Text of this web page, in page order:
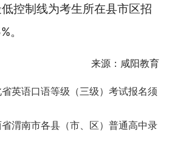
控制线为考生所在县市区招
。
来源：咸阳教育
英语口语等级（三级）考试报名须
渭南市各县（市、区）普通高中录